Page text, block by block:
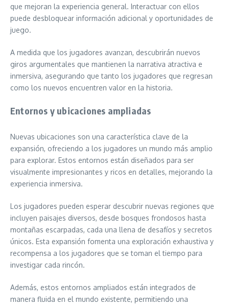
que mejoran la experiencia general. Interactuar con ellos
puede desbloquear información adicional y oportunidades de
juego.
A medida que los jugadores avanzan, descubrirán nuevos
giros argumentales que mantienen la narrativa atractiva e
inmersiva, asegurando que tanto los jugadores que regresan
como los nuevos encuentren valor en la historia.
Entornos y ubicaciones ampliadas
Nuevas ubicaciones son una característica clave de la
expansión, ofreciendo a los jugadores un mundo más amplio
para explorar. Estos entornos están diseñados para ser
visualmente impresionantes y ricos en detalles, mejorando la
experiencia inmersiva.
Los jugadores pueden esperar descubrir nuevas regiones que
incluyen paisajes diversos, desde bosques frondosos hasta
montañas escarpadas, cada una llena de desafíos y secretos
únicos. Esta expansión fomenta una exploración exhaustiva y
recompensa a los jugadores que se toman el tiempo para
investigar cada rincón.
Además, estos entornos ampliados están integrados de
manera fluida en el mundo existente, permitiendo una